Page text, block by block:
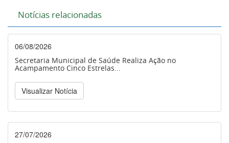
Notícias relacionadas
06/08/2026
Secretaria Municipal de Saúde Realiza Ação no
Acampamento Cinco Estrelas...
Visualizar Notícia
27/07/2026